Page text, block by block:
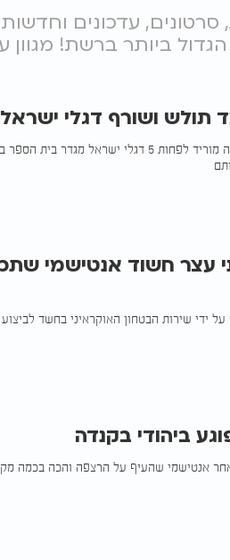
עדכונים
היהדות הגדול ביותר ברשת!
תולש ושורף דגלי ישראל
בתיעוד שפרסם גבר לבוש בכאפייה, הוא נראה מוריד לפחות 5 דגלי ישראל
עצר חשוד אנטישמי
ידי שירות הבטחון האוקראיני בחשד
ביהודי בקנדה
אנטישמי שהעיף על הרצפה והכה בכמה